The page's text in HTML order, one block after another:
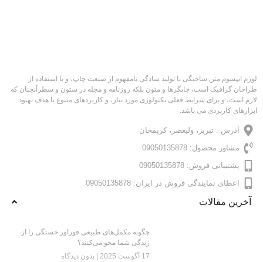
لورم ایپسوم متن ساختگی با تولید سادگی نامفهوم از صنعت چاپ، و با استفاده از
طراحان گرافیک است، چاپگرها و متون بلکه روزنامه و مجله در ستون و سطرآنچنان که
لازم است، و برای شرایط فعلی تکنولوژی مورد نیاز، و کاربردهای متنوع با هدف بهبود
ابزارهای کاربردی می باشد.
آدرس : تبریز، ولیعصر، کریمخان
مشاور محصول: 09050135878
پشتیبانی فروش: 09050135878
اعطای نمایندگی فروش در ایران: 09050135878
آخرین مقالات
چگونه مکمل‌های طبیعی فوراور خستگی را از
زندگی شما محو می‌کنند؟
17 آگوست 2025
بدون دیدگاه